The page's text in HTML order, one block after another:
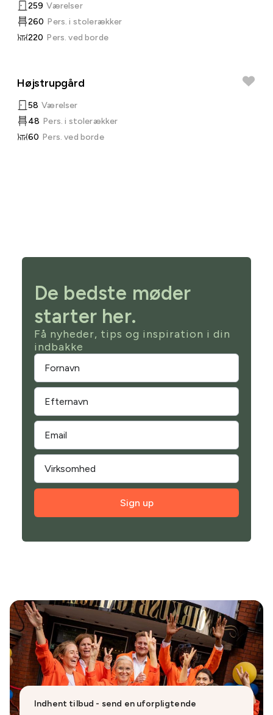
259 Værelser
260 Pers. i stolerækker
220 Pers. ved borde
Højstrupgård
58 Værelser
48 Pers. i stolerækker
60 Pers. ved borde
De bedste møder
starter her.
Få nyheder, tips og inspiration i din
indbakke
Sign up
Indhent tilbud - send en uforpligtende